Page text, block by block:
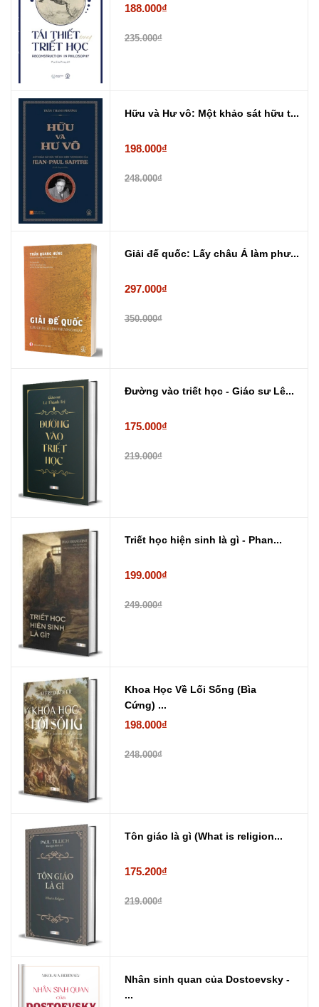
188.000₫
235.000₫
Hữu và Hư vô: Một khảo sát hữu t...
198.000₫
248.000₫
Giải đế quốc: Lấy châu Á làm phư...
297.000₫
350.000₫
Đường vào triết học - Giáo sư Lê...
175.000₫
219.000₫
Triết học hiện sinh là gì - Phan...
199.000₫
249.000₫
Khoa Học Về Lối Sống (Bìa
Cứng) ...
198.000₫
248.000₫
Tôn giáo là gì (What is religion...
175.200₫
219.000₫
Nhân sinh quan của Dostoevsky -
...